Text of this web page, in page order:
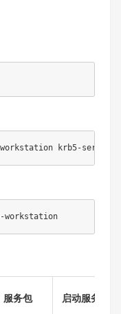
服务包 启动服务